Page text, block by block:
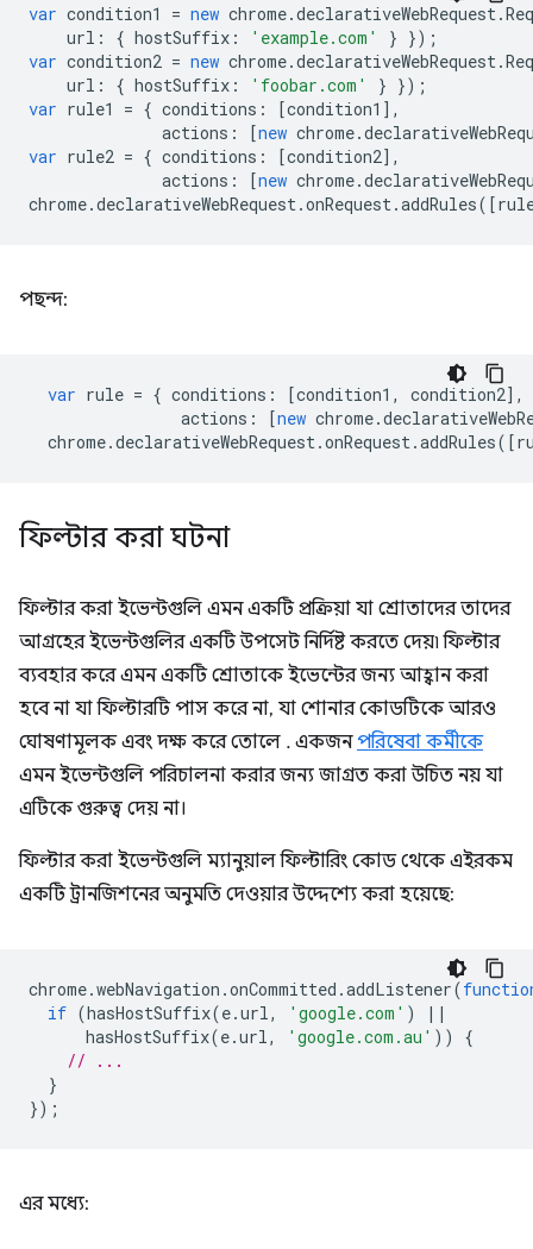
var condition1 = new chrome.declarativeWebRequest.
url : { hostSuffix : 'example.com' } });
var condition2 = new chrome.declarativeWebRequest.
url : { hostSuffix : 'foobar.com' } });
var rule1 = { conditions : [condition1 ],
actions : [new chrome.
var rule2 = { conditions : [condition2],
actions : [new chrome.
chrome.declarativeWebRequest.onRequest.addRules([
পছন্দ:
var rule = { conditions : [condition1 , condition2],
actions : [new chrome.
chrome.declarativeWebRequest.onRequest.addRules([
ফিল্টার করা ঘটনা
ফিল্টার করা ইভেন্টগুলি এমন একটি প্রক্রিয়া যা শ্রোতাদের তাদের
আগ্রহের ইভেন্টগুলির একটি উপসেট নির্দিষ্ট করতে দেয়৷ ফিল্টার
ব্যবহার করে এমন একটি শ্রোতাকে ইভেন্টের জন্য আহ্বান করা
হবে না যা ফিল্টারটি পাস করে না, যা শোনার কোডটিকে আরও
ঘোষণামূলক এবং দক্ষ করে তোলে . একজনপরিষেবা কর্মীকে
এমন ইভেন্টগুলি পরিচালনা করার জন্য জাগ্রত করা উচিত নয় যা
এটিকে গুরুত্ব দেয় না।
ফিল্টার করা ইভেন্টগুলি ম্যানুয়াল ফিল্টারিং কোড থেকে এইরকম
একটি ট্রানজিশনের অনুমতি দেওয়ার উদ্দেশ্যে করা হয়েছে:
chrome.webNavigation .onCommitted .addListener(
if (hasHostSuffix(e.url, 'google.com' )
||
hasHostSuffix(e.url, 'google.com.au' ))
{
// ...
}
});
এর মধ্যে: